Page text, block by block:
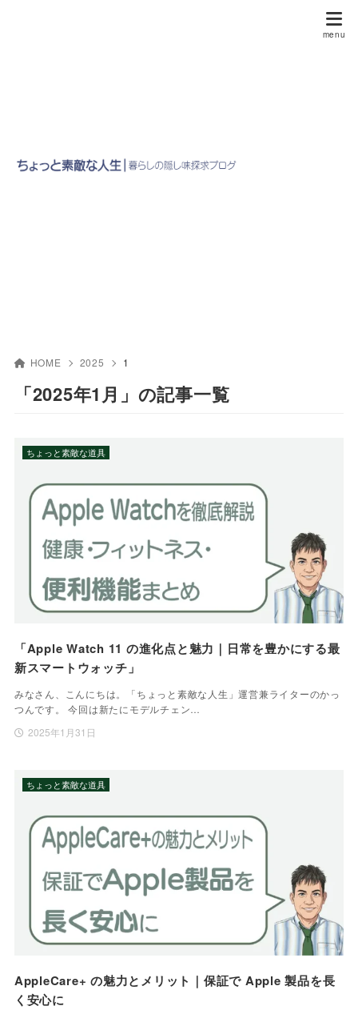
HOME 2025 1
「2025年1月」の記事一覧
「Apple Watch 11 の進化点と魅力｜日常を豊かにする最
新スマートウォッチ」
みなさん、こんにちは。「ちょっと素敵な人生」運営兼ライターのかっ
つんです。 今回は新たにモデルチェン…
2025年1月31日
ちょっと素敵な道具
AppleCare+ の魅力とメリット｜保証で Apple 製品を長
く安心に
ちょっと素敵な道具